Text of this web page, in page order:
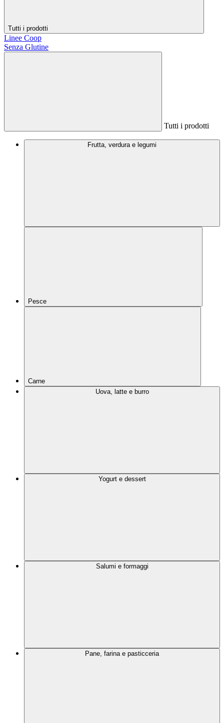
Tutti i prodotti
Linee Coop
Senza Glutine
Tutti i prodotti
Frutta, verdura e legumi
Pesce
Carne
Uova, latte e burro
Yogurt e dessert
Salumi e formaggi
Pane, farina e pasticceria